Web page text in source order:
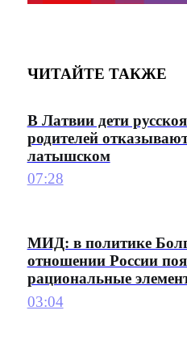
ЧИТАЙТЕ ТАКЖЕ
В Латвии дети
родителей
латышском
07:28
МИД: в политике
отношении России
рациональные
03:04